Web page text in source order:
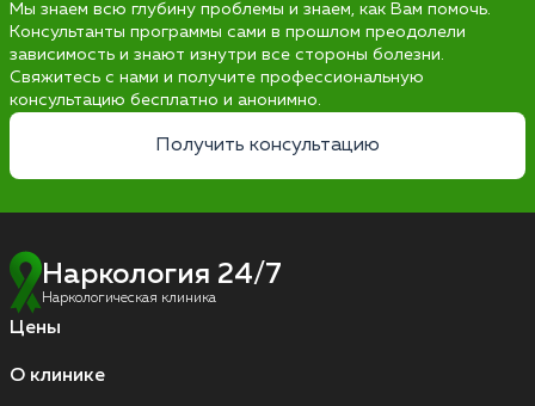
Мы знаем всю глубину проблемы и знаем, как Вам помочь.
Консультанты программы сами в прошлом преодолели
зависимость и знают изнутри все стороны болезни.
Свяжитесь с нами и получите профессиональную
консультацию бесплатно и анонимно.
Получить консультацию
Наркология 24/7
Наркологическая клиника
Цены
О клинике